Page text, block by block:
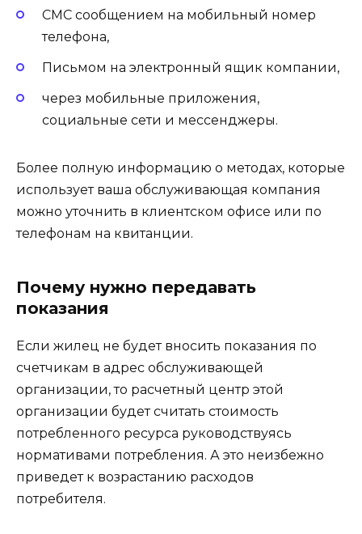
СМС сообщением на мобильный номер
телефона,
Письмом на электронный ящик компании,
через мобильные приложения,
социальные сети и мессенджеры.
Более полную информацию о методах, которые
использует ваша обслуживающая компания
можно уточнить в клиентском офисе или по
телефонам на квитанции.
Почему нужно передавать
показания
Если жилец не будет вносить показания по
счетчикам в адрес обслуживающей
организации, то расчетный центр этой
организации будет считать стоимость
потребленного ресурса руководствуясь
нормативами потребления. А это неизбежно
приведет к возрастанию расходов
потребителя.